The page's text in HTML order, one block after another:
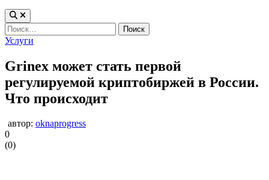
Найти:
Опубликовано
Услуги
Grinex может стать первой
регулируемой криптобиржей в России.
Что происходит
автор: oknaprogress
0
(0)